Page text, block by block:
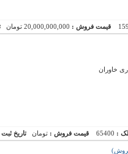
قیمت فروش : 20,000,000,000 تومان
خاوران
:
65400 قیمت فروش : تومانتاریخ